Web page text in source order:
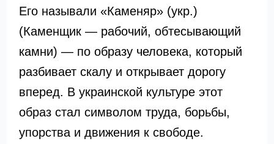
Его называли «Каменяр» (укр.)
(Каменщик — рабочий, обтесывающий
камни) — по образу человека, который
разбивает скалу и открывает дорогу
вперед. В украинской культуре этот
образ стал символом труда, борьбы,
упорства и движения к свободе.